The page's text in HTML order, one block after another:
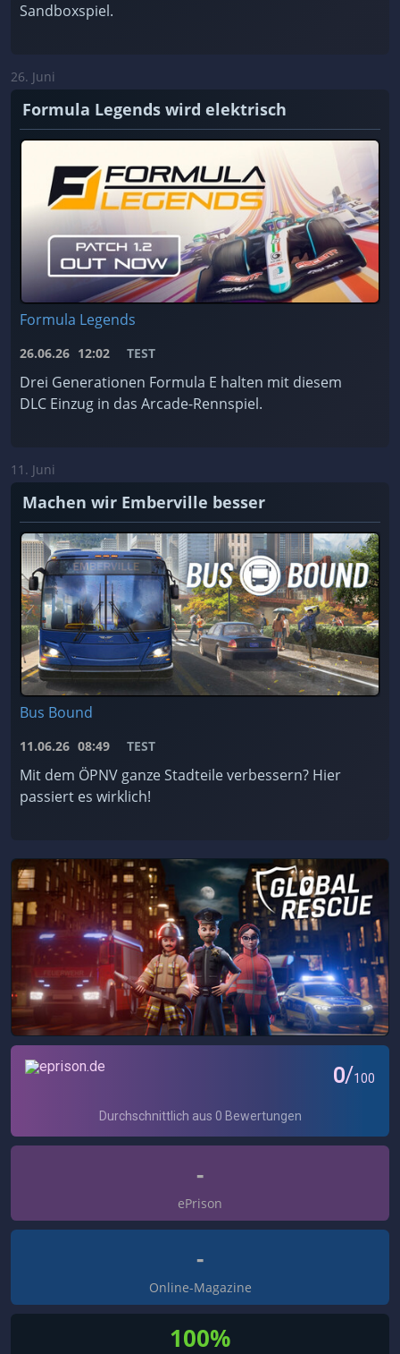
Sandboxspiel.
26. Juni
Formula Legends wird elektrisch
Formula Legends
26.06.26 12:02 TEST
Drei Generationen Formula E halten mit diesem
DLC Einzug in das Arcade-Rennspiel.
11. Juni
Machen wir Emberville besser
Bus Bound
11.06.26 08:49 TEST
Mit dem ÖPNV ganze Stadteile verbessern? Hier
passiert es wirklich!
-
ePrison
-
Online-Magazine
100%